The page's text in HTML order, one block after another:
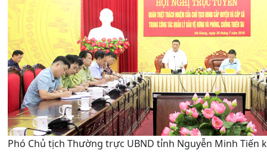
Phó Chủ tịch Thường trực UBND tỉnh Nguyễn Minh Tiến